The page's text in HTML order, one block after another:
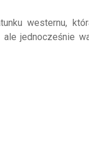
westernu,
jednocześnie